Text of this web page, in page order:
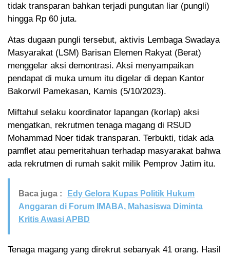
tidak transparan bahkan terjadi pungutan liar (pungli)
hingga Rp 60 juta.
Atas dugaan pungli tersebut, aktivis Lembaga Swadaya
Masyarakat (LSM) Barisan Elemen Rakyat (Berat)
menggelar aksi demontrasi. Aksi menyampaikan
pendapat di muka umum itu digelar di depan Kantor
Bakorwil Pamekasan, Kamis (5/10/2023).
Miftahul selaku koordinator lapangan (korlap) aksi
mengatkan, rekrutmen tenaga magang di RSUD
Mohammad Noer tidak transparan. Terbukti, tidak ada
pamflet atau pemeritahuan terhadap masyarakat bahwa
ada rekrutmen di rumah sakit milik Pemprov Jatim itu.
Baca juga :
Edy Gelora Kupas Politik Hukum
Anggaran di Forum IMABA, Mahasiswa Diminta
Kritis Awasi APBD
Tenaga magang yang direkrut sebanyak 41 orang. Hasil